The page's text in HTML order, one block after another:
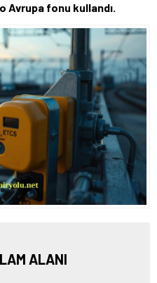
Avrupa fonu kullandı.
ALANI